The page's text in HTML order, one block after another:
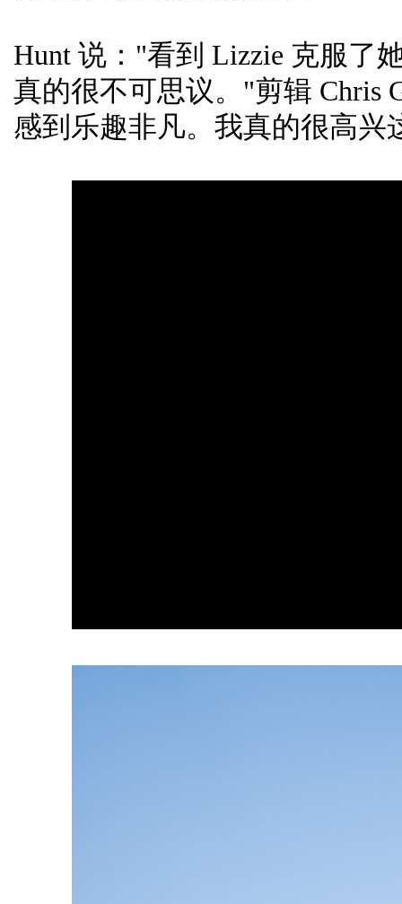
Hunt 说："看到 Lizzie 克服了
真的很不可思议。"剪辑 Chris
感到乐趣非凡。我真的很高兴